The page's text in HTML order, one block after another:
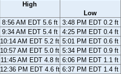
High
Low
8:56 AM EDT 5.6 ft 3:48 PM EDT 0.2 ft
9:34 AM EDT 5.4 ft 4:25 PM EDT 0.4 ft
10:14 AM EDT 5.2 ft 5:01 PM EDT 0.6 ft
10:57 AM EDT 5.0 ft 5:34 PM EDT 0.9 ft
11:45 AM EDT 4.8 ft 6:06 PM EDT 1.1 ft
12:36 PM EDT 4.6 ft 6:37 PM EDT 1.4 ft